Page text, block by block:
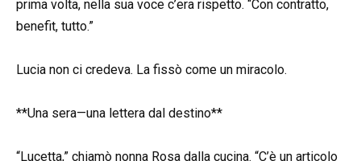
prima volta, nella sua voce c’era rispetto. “Con contratto,
benefit, tutto.”
Lucia non ci credeva. La fissò come un miracolo.
**Una sera—una lettera dal destino**
“Lucetta,” chiamò nonna Rosa dalla cucina. “C’è un articolo